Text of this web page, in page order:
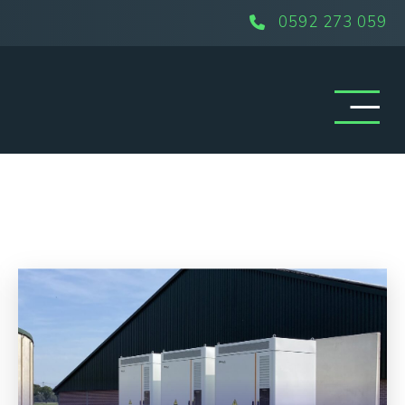
0592 273 059